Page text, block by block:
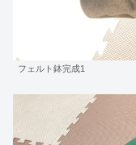
フェルト鉢完成1